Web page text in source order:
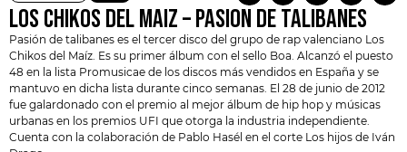
LOS CHIKOS DEL MAIZ – PASION DE TALIBANES
Pasión de talibanes es el tercer disco del grupo de rap valenciano Los
Chikos del Maíz . Es su primer álbum con el sello Boa. Alcanzó el puesto
48 en la lista Promusicae de los discos más vendidos en España y se
mantuvo en dicha lista durante cinco semanas. El 28 de junio de 2012
fue galardonado con el premio al mejor álbum de hip hop y músicas
urbanas en los premios UFI que otorga la industria independiente.
Cuenta con la colaboración de Pablo Hasél en el corte Los hijos de Iván